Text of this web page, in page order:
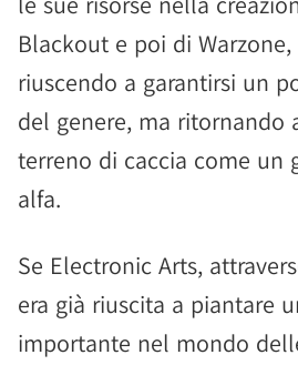
Blackout e poi di
riuscendo a garantirsi un
del genere, ma ritornando
terreno di caccia come un
alfa.
Se Electronic Arts,
era già riuscita a piantare
importante nel mondo